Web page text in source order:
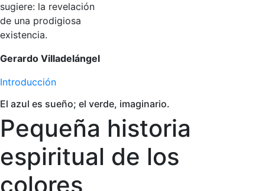
sugiere: la revelación
de una prodigiosa
existencia.
Gerardo Villadelángel
Introducción
El azul es sueño; el verde, imaginario.
Pequeña historia
espiritual de los
colores